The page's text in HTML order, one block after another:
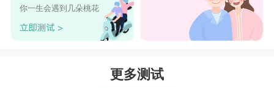
你一生会遇到几朵桃花
更多测试